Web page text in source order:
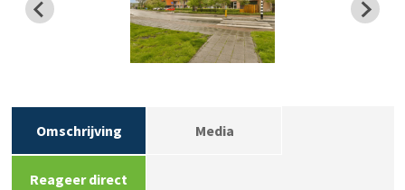
Omschrijving Media
Reageer direct